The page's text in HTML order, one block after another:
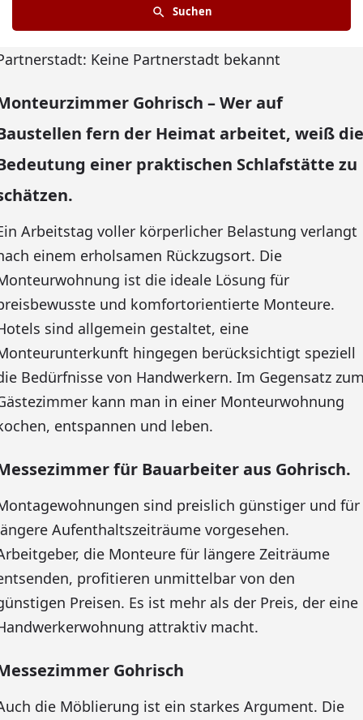
Suchen
Keine Partnerstadt bekannt
Gohrisch – Wer auf
fern der Heimat arbeitet, weiß die
einer praktischen Schlafstätte zu
Arbeitstag voller körperlicher Belastung verlangt
einem erholsamen Rückzugsort. Die
ist die ideale Lösung für
und komfortorientierte Monteure.
sind allgemein gestaltet, eine
hingegen berücksichtigt speziell
Bedürfnisse von Handwerkern. Im Gegensatz
kann man in einer Monteurwohnung
entspannen und leben.
für Bauarbeiter aus Gohrisch.
sind preislich günstiger und für
Aufenthaltszeiträume vorgesehen.
die Monteure für längere Zeiträume
profitieren unmittelbar von den
Preisen. Es ist mehr als der Preis, der eine
attraktiv macht.
Gohrisch
die Möblierung ist ein starkes Argument. Die